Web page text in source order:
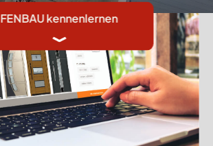
FENBAU kennenlernen